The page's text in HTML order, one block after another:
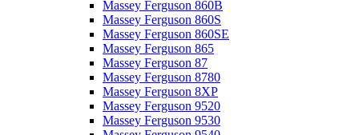
Massey Ferguson 860B
Massey Ferguson 860S
Massey Ferguson 860SE
Massey Ferguson 865
Massey Ferguson 87
Massey Ferguson 8780
Massey Ferguson 8XP
Massey Ferguson 9520
Massey Ferguson 9530